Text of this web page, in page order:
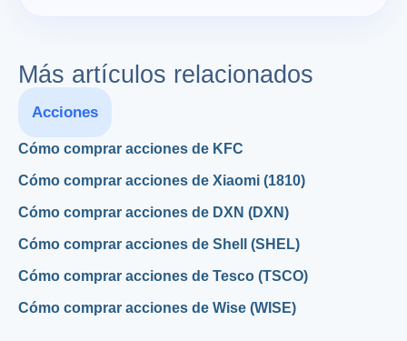
Más artículos relacionados
Acciones
Cómo comprar acciones de KFC
Cómo comprar acciones de Xiaomi (1810)
Cómo comprar acciones de DXN (DXN)
Cómo comprar acciones de Shell (SHEL)
Cómo comprar acciones de Tesco (TSCO)
Cómo comprar acciones de Wise (WISE)